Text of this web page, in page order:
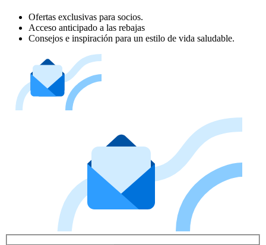
Ofertas exclusivas para socios.
Acceso anticipado a las rebajas
Consejos e inspiración para un estilo de vida saludable.